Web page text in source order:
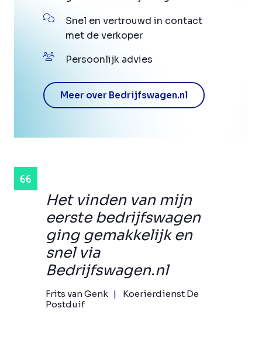
Het vinden van mijn
eerste bedrijfswagen
ging gemakkelijk en
snel via
Bedrijfswagen.nl
Frits van Genk
Koerierdienst De
Postduif
Snel en vertrouwd in contact
met de verkoper
Persoonlijk advies
Meer over Bedrijfswagen.nl